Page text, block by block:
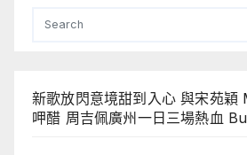
新歌放閃意境甜到入心 與宋苑穎
呷醋 周吉佩廣州一日三場熱血